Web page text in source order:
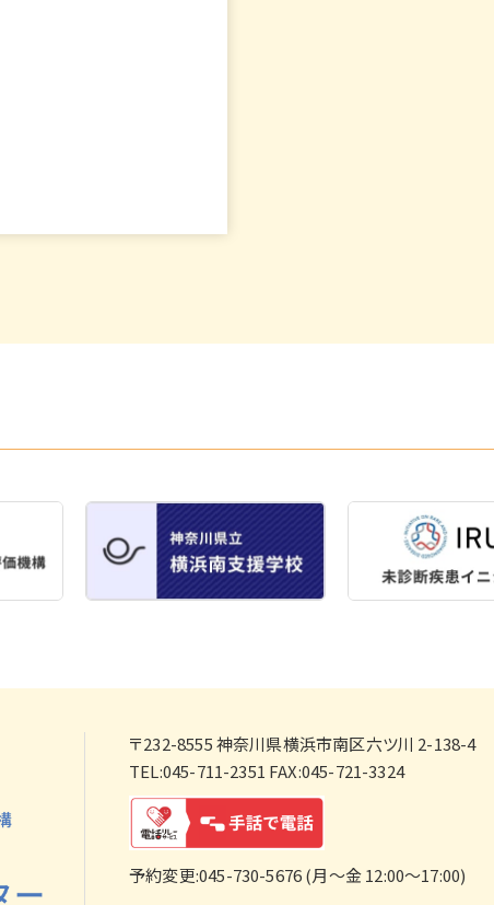
〒232-8555神奈川県横浜市南区六ツ川 2-138-4
TEL:045-711-2351 FAX:045-721-3324
予約変更:045-730-5676 (月～金 12:00～17:00)